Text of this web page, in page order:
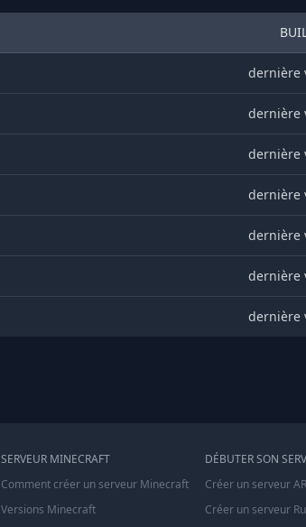
dernière
dernière
dernière
dernière
dernière
dernière
dernière
SERVEUR MINECRAFT
Comment créer un serveur Minecraft
Versions Minecraft
DÉBUTER SON
Créer un serveur
Créer un serveur